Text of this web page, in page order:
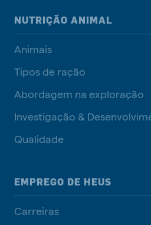
NUTRIÇÃO ANIMAL
Animais
Tipos de ração
Abordagem na exploração
Investigação &
Qualidade
EMPREGO DE HEUS
Carreiras